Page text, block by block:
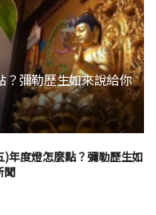
彌勒歷生如來說給你
年度燈怎麼點？彌勒歷生如
聞